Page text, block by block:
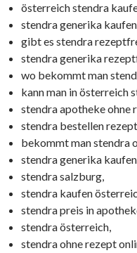
österreich stendra
stendra generika
gibt es stendra
stendra generika
wo bekommt man
kann man in österreich
stendra apotheke ohne
stendra bestellen
bekommt man stendra
stendra generika
stendra salzburg,
stendra kaufen
stendra preis in
stendra österreich,
stendra ohne rezept